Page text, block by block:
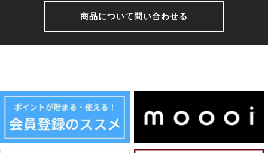
商品について問い合わせる